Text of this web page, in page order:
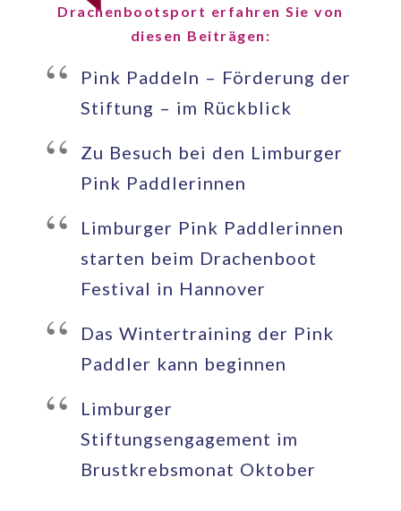
Drachenbootsport erfahren Sie von
diesen Beiträgen:
Pink Paddeln – Förderung der
Stiftung – im Rückblick
Zu Besuch bei den Limburger
Pink Paddlerinnen
Limburger Pink Paddlerinnen
starten beim Drachenboot
Festival in Hannover
Das Wintertraining der Pink
Paddler kann beginnen
Limburger
Stiftungsengagement im
Brustkrebsmonat Oktober